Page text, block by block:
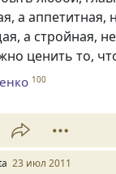
а аппетитная,
а стройная,
ценить то,
100
23 июл 2011